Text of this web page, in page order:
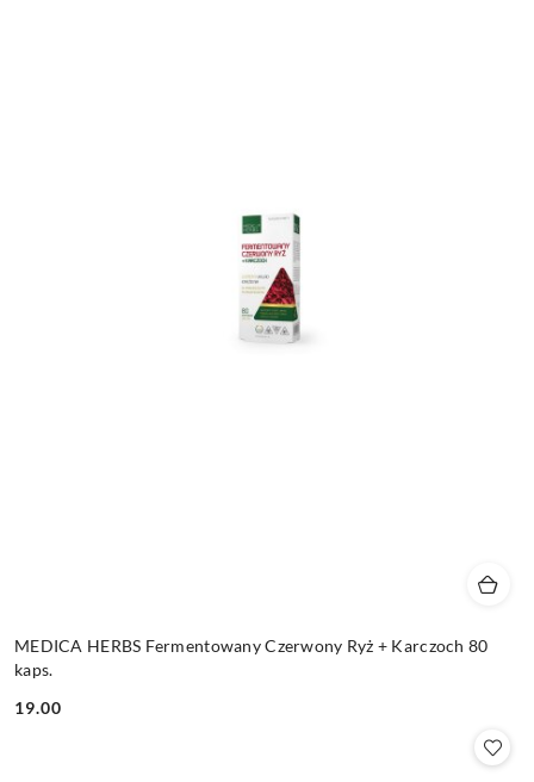
MEDICA HERBS Fermentowany Czerwony Ryż + Karczoch 80
kaps.
Cena:
19.00